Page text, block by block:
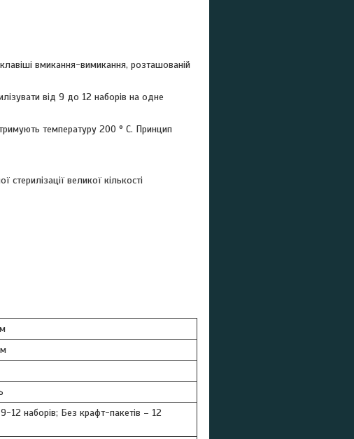
вмикання-вимикання, розташованій
від 9 до 12 наборів на одне
температуру 200 ° C. Принцип
великої кількості
12 наборів; Без крафт-пакетів – 12